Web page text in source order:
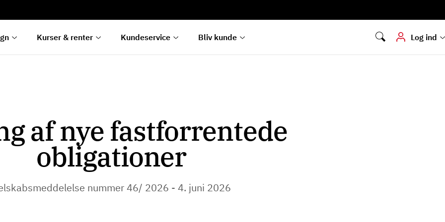
Kurser & renter Kundeservice Bliv kunde Log ind
Hvis du skal
dokumenter digitalt
af nye fastforrentede
obligationer
nummer 46/ 2026 - 4. juni 2026